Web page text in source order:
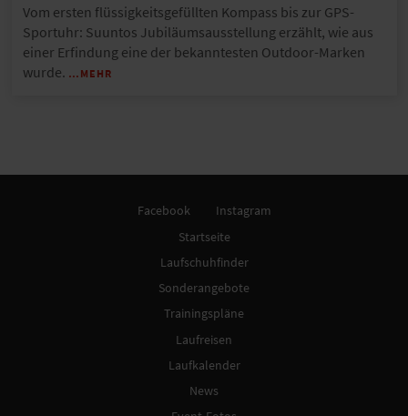
Vom ersten flüssigkeitsgefüllten Kompass bis zur GPS-
Sportuhr: Suuntos Jubiläumsausstellung erzählt, wie aus
einer Erfindung eine der bekanntesten Outdoor-Marken
wurde. …MEHR
Facebook
Instagram
Startseite
Laufschuhfinder
Sonderangebote
Trainingspläne
Laufreisen
Laufkalender
News